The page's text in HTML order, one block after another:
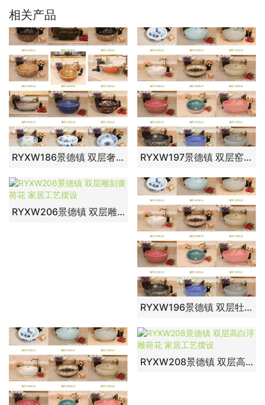
相关产品
RYXW186景德镇 双层奢华花鸟 家居工艺摆设 RYXW197景德镇 双层窑变拉丝釉 家居工艺摆设
RYXW206景德镇 双层雕刻黄荷花 家居工艺摆设
RYXW196景德镇 双层牡丹 家居工艺摆设
RYXW208景德镇 双层高白浮雕荷花 家居工艺摆设